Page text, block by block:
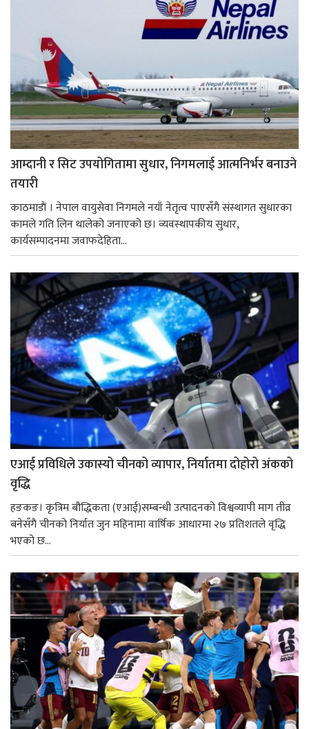
आम्दानी र सिट उपयोगितामा सुधार, निगमलाई आत्मनिर्भर बनाउने
तयारी
काठमाडाैं । नेपाल वायुसेवा निगमले नयाँ नेतृत्व पाएसँगै संस्थागत सुधारका
कामले गति लिन थालेको जनाएको छ। व्यवस्थापकीय सुधार,
कार्यसम्पादनमा जवाफदेहिता...
एआई प्रविधिले उकास्यो चीनको व्यापार, निर्यातमा दोहोरो अंकको
वृद्धि
हङकङ। कृत्रिम बौद्धिकता (एआई)सम्बन्धी उत्पादनको विश्वव्यापी माग तीव्र
बनेसँगै चीनको निर्यात जुन महिनामा वार्षिक आधारमा २७ प्रतिशतले वृद्धि
भएको छ...